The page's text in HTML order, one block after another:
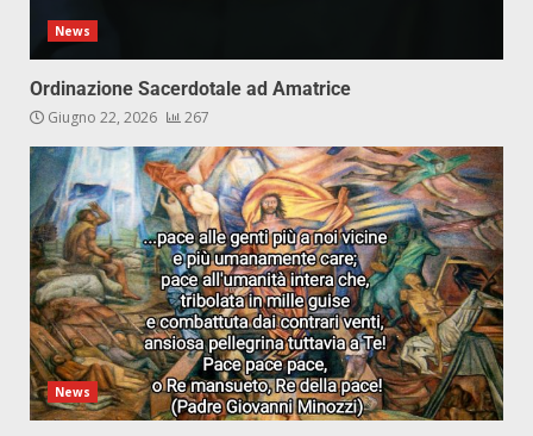
News
Ordinazione Sacerdotale ad Amatrice
Giugno 22, 2026 267
News